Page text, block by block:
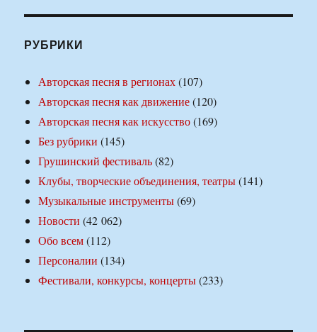
РУБРИКИ
Авторская песня в регионах(107)
Авторская песня как движение(120)
Авторская песня как искусство(169)
Без рубрики (145)
Грушинский фестиваль(82)
Клубы, творческие объединения, театры(141)
Музыкальные инструменты(69)
Новости (42 062)
Обо всем(112)
Персоналии (134)
Фестивали, конкурсы, концерты(233)